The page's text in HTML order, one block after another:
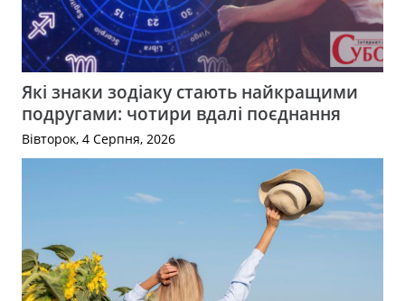
Які знаки зодіаку стають найкращими
подругами: чотири вдалі поєднання
Вівторок, 4 Серпня, 2026